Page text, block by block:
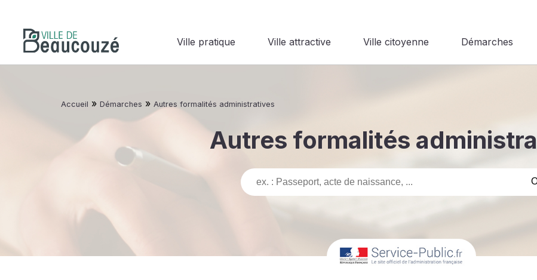
Ville pratique Ville attractive Ville citoyenne Démarches
Accueil » Démarches » Autres formalités administratives
Autres formalités